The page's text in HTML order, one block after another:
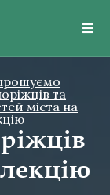
та
міста на
лекцію